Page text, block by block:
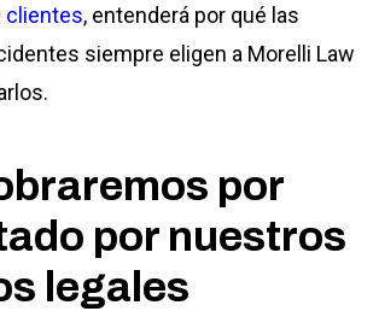
clientes, entenderá por qué las
siempre eligen a Morelli Law
por
por nuestros
legales